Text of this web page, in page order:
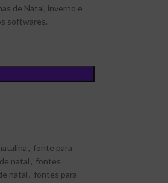
de Natal, inverno e
softwares.
, fonte para
natal , fontes
natal , fontes para